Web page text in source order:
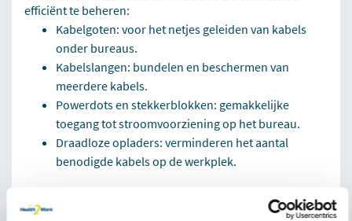
efficiënt te beheren:
Kabelgoten: voor het netjes geleiden van kabels
onder bureaus.
Kabelslangen: bundelen en beschermen van
meerdere kabels.
Powerdots en stekkerblokken: gemakkelijke
toegang tot stroomvoorziening op het bureau.
Draadloze opladers: verminderen het aantal
benodigde kabels op de werkplek.
Deze producten dragen bij aan een georganiseerde en